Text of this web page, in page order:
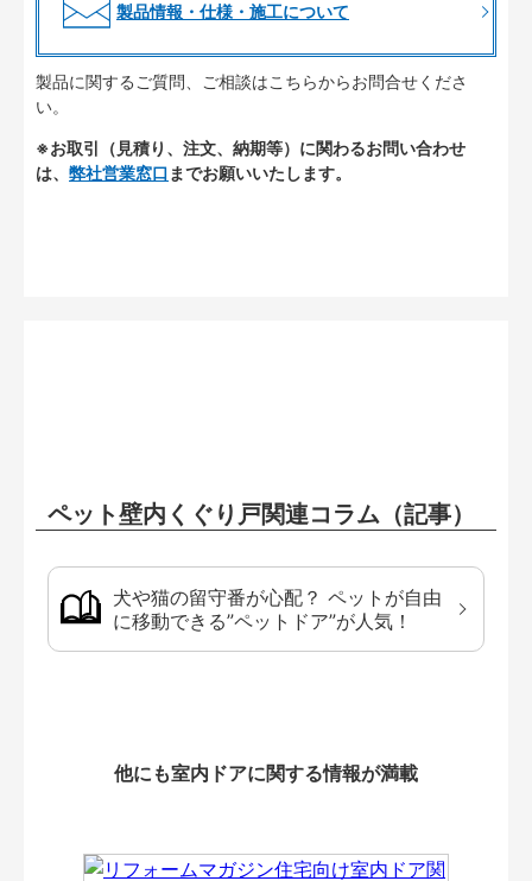
製品情報・仕様・施工について
製品に関するご質問、ご相談はこちらからお問合せくださ
い。
※お取引（見積り、注文、納期等）に関わるお問い合わせ
は、 弊社営業窓口 までお願いいたします。
ペット壁内くぐり戸関連コラム（記事）
犬や猫の留守番が心配？ ペットが自由
に移動できる”ペットドア”が人気！
他にも室内ドアに関する情報が満載